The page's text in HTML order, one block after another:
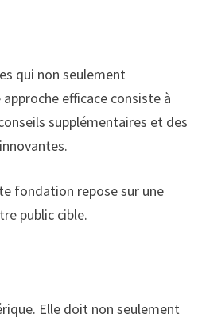
qui non seulement
efficace consiste à
supplémentaires et des
fondation repose sur une
public cible.
Elle doit non seulement